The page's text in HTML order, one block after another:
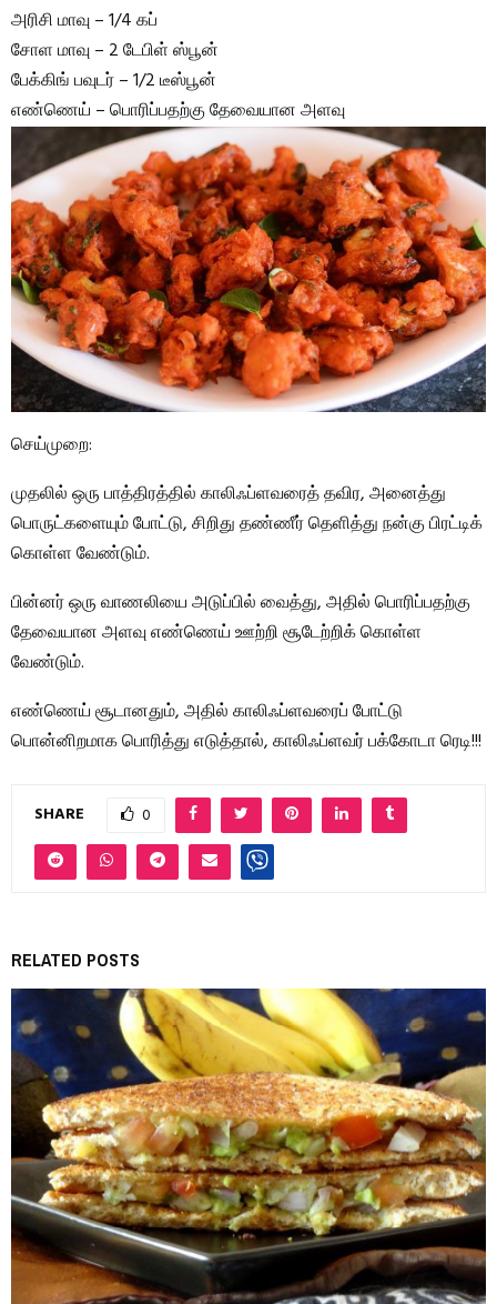
அரிசி மாவு – 1/4 கப்
சோள மாவு – 2 டேபிள் ஸ்பூன்
பேக்கிங் பவுடர் – 1/2 டீஸ்பூன்
எண்ணெய் – பொரிப்பதற்கு தேவையான அளவு
செய்முறை:
முதலில் ஒரு பாத்திரத்தில் காலிஃப்ளவரைத் தவிர, அனைத்து
பொருட்களையும் போட்டு, சிறிது தண்ணீர் தெளித்து நன்கு பிரட்டிக்
கொள்ள வேண்டும்.
பின்னர் ஒரு வாணலியை அடுப்பில் வைத்து, அதில் பொரிப்பதற்கு
தேவையான அளவு எண்ணெய் ஊற்றி சூடேற்றிக் கொள்ள
வேண்டும்.
எண்ணெய் சூடானதும், அதில் காலிஃப்ளவரைப் போட்டு
பொன்னிறமாக பொரித்து எடுத்தால், காலிஃப்ளவர் பக்கோடா ரெடி!!!
SHARE 0
RELATED POSTS